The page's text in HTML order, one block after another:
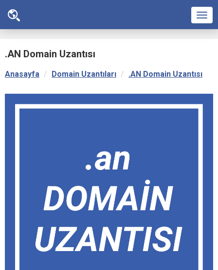
.AN Domain Uzantısı
Anasayfa Domain Uzantıları .AN Domain Uzantısı